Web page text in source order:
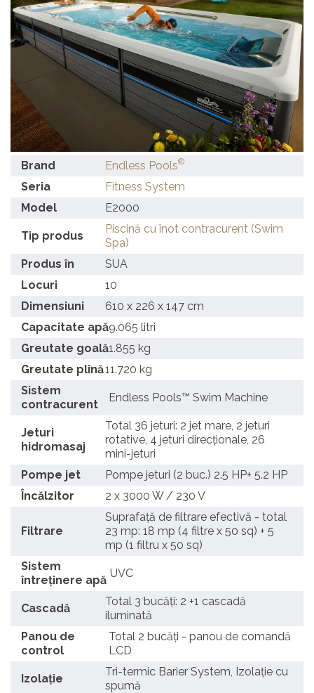
Brand Endless Pools®
Seria
Fitness System
Model
E2000
Tip produs
Piscină cu înot contracurent (Swim
Spa)
Produs în
SUA
Locuri
10
Dimensiuni
610 x 226 x 147 cm
Capacitate apă9.065 litri
Greutate goală1.855 kg
Greutate plină11.720 kg
Sistem
contracurent
Endless Pools™ Swim Machine
Jeturi
hidromasaj
Total 36 jeturi: 2 jet mare, 2 jeturi
rotative, 4 jeturi direcționale, 26
mini-jeturi
Pompe jet
Pompe jeturi (2 buc.) 2.5 HP+ 5.2 HP
Încălzitor
2 x 3000 W / 230 V
Filtrare
Suprafață de filtrare efectivă - total
23 mp: 18 mp (4 filtre x 50 sq) + 5
mp (1 filtru x 50 sq)
Sistem
întreținere apă
UVC
Cascadă
Total 3 bucăți: 2 +1 cascadă
iluminată
Panou de
control
Total 2 bucăți - panou de comandă
LCD
Izolație
Tri-termic Barier System, Izolație cu
spumă